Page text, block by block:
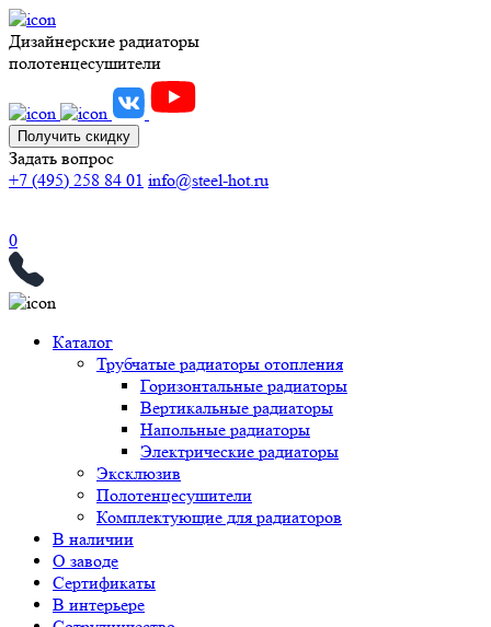
Дизайнерские радиаторы
полотенцесушители
Получить скидку
Задать вопрос
+7 (495) 258 84 01 info@steel-hot.ru
0
Каталог
Трубчатые радиаторы отопления
Горизонтальные радиаторы
Вертикальные радиаторы
Напольные радиаторы
Электрические радиаторы
Эксклюзив
Полотенцесушители
Комплектующие для радиаторов
В наличии
О заводе
Сертификаты
В интерьере